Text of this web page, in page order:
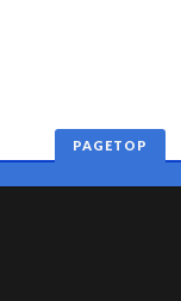
PAGETOP